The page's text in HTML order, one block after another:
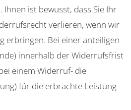
ist bewusst, dass Sie Ihr
verlieren, wenn wir
erbringen. Bei einer anteiligen
innerhalb der Widerrufsfrist
einem Widerruf- die
für die erbrachte Leistung